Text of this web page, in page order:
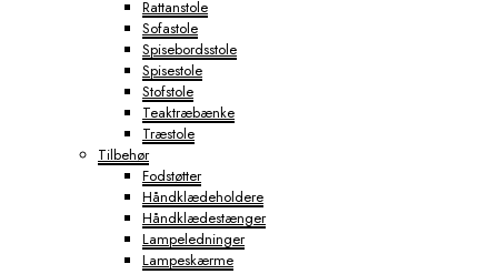
Rattanstole
Sofastole
Spisebordsstole
Spisestole
Stofstole
Teaktræbænke
Træstole
Tilbehør
Fodstøtter
Håndklædeholdere
Håndklædestænger
Lampeledninger
Lampeskærme